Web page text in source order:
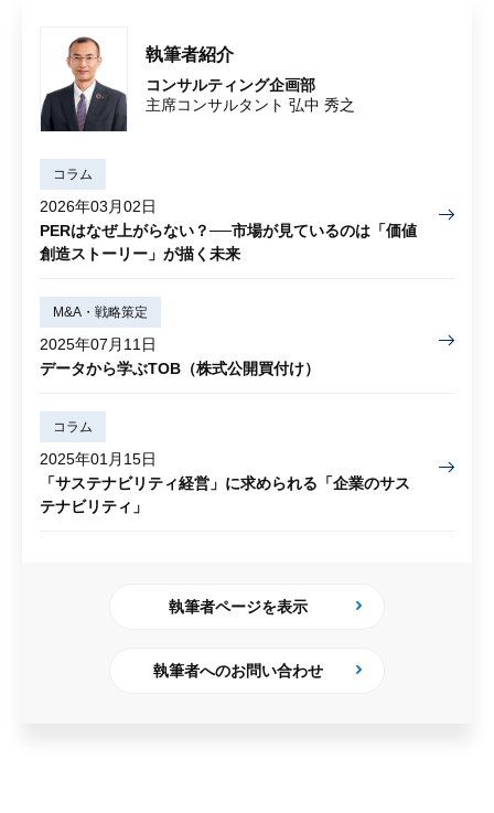
執筆者紹介
コンサルティング企画部
主席コンサルタント 弘中 秀之
コラム
2026年03月02日
PERはなぜ上がらない？──市場が見ているのは「価値
創造ストーリー」が描く未来
M&A・戦略策定
2025年07月11日
データから学ぶTOB（株式公開買付け）
コラム
2025年01月15日
「サステナビリティ経営」に求められる「企業のサス
テナビリティ」
執筆者ページを表示
執筆者へのお問い合わせ